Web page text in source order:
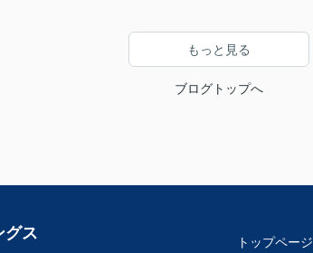
もっと見る
ブログトップへ
グス トップページ